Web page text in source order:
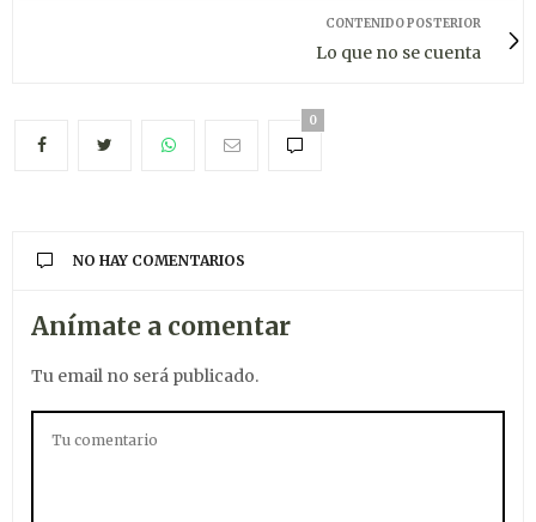
CONTENIDO POSTERIOR
Lo que no se cuenta
0
NO HAY COMENTARIOS
Anímate a comentar
Tu email no será publicado.